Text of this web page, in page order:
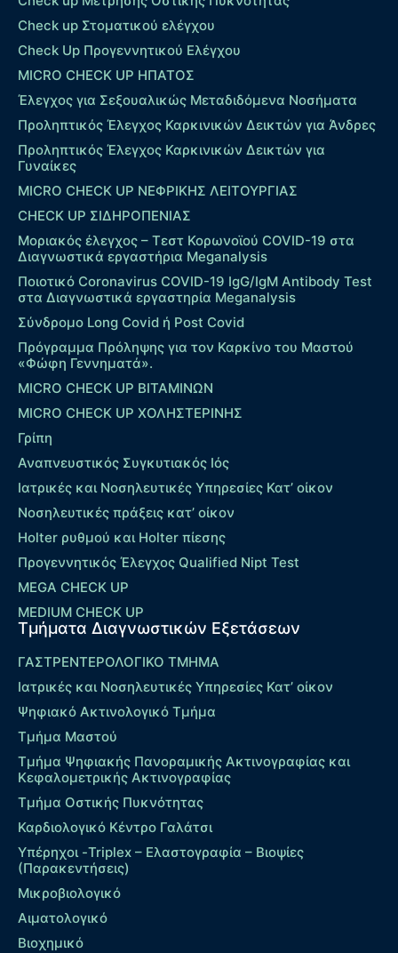
Check up Στοματικού ελέγχου
Check Up Προγεννητικού Ελέγχου
MICRO CHECK UP HΠΑΤΟΣ
Έλεγχος για Σεξουαλικώς Μεταδιδόμενα Νοσήματα
Προληπτικός Έλεγχος Καρκινικών Δεικτών για Άνδρες
Προληπτικός Έλεγχος Καρκινικών Δεικτών για
Γυναίκες
MICRO CHECK UP ΝΕΦΡΙΚΗΣ ΛΕΙΤΟΥΡΓΙΑΣ
CHECK UP ΣΙΔΗΡΟΠΕΝΙΑΣ
Μοριακός έλεγχος – Τεστ Κορωνοϊού COVID-19 στα
Διαγνωστικά εργαστήρια Meganalysis
Ποιοτικό Coronavirus COVID-19 IgG/IgM Antibody Test
στα Διαγνωστικά εργαστηρία Meganalysis
Σύνδρομο Long Covid ή Post Covid
Πρόγραμμα Πρόληψης για τον Καρκίνο του Μαστού
«Φώφη Γεννηματά».
MICRO CHECK UP ΒΙΤΑΜΙΝΩΝ
MICRO CHECK UP ΧΟΛΗΣΤΕΡΙΝΗΣ
Γρίπη
Αναπνευστικός Συγκυτιακός Ιός
Ιατρικές και Νοσηλευτικές Υπηρεσίες Κατ’ οίκον
Νοσηλευτικές πράξεις κατ’ οίκον
Holter ρυθμού και Holter πίεσης
Προγεννητικός Έλεγχος Qualified Nipt Test
MEGA CHECK UP
MEDIUM CHECK UP
Τμήματα Διαγνωστικών Εξετάσεων
ΓΑΣΤΡΕΝΤΕΡΟΛΟΓΙΚΟ ΤΜΗΜΑ
Ιατρικές και Νοσηλευτικές Υπηρεσίες Κατ’ οίκον
Ψηφιακό Ακτινολογικό Τμήμα
Τμήμα Μαστού
Τμήμα Ψηφιακής Πανοραμικής Ακτινογραφίας και
Κεφαλομετρικής Ακτινογραφίας
Τμήμα Οστικής Πυκνότητας
Καρδιολογικό Κέντρο Γαλάτσι
Υπέρηχοι -Triplex – Eλαστογραφία – Βιοψίες
(Παρακεντήσεις)
Μικροβιολογικό
Αιματολογικό
Βιοχημικό